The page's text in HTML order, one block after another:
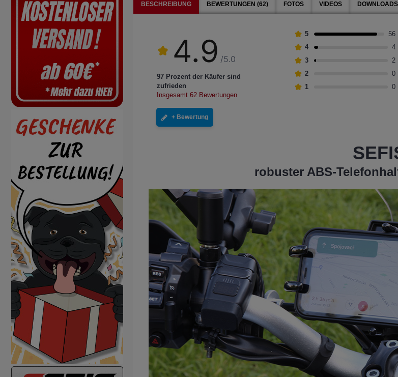
BESCHREIBUNG BEWERTUNGEN (62) FOTOS VIDEOS
4.9 /5.0
97 Prozent der Käufer sind
zufrieden
Insgesamt 62 Bewertungen
5
56
4
4
3
2
2
0
1
0
+ Bewertung
robuster ABS-